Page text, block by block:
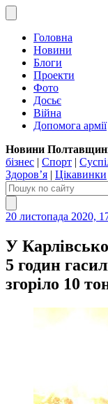
Головна
Новини
Блоги
Проекти
Фото
Досьє
Війна
Допомога армії
Новини
бізнес | Спорт |
Здоров’я | Цікавинки
20 листопада 2020,
У
5 годин
згоріло 10